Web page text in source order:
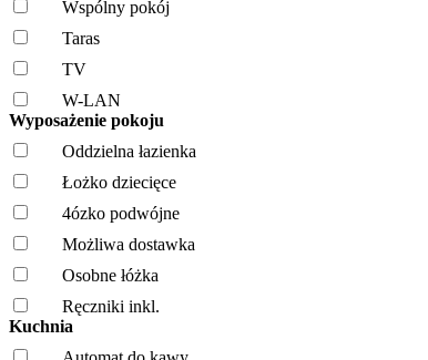
Wspólny pokój
Taras
TV
W-LAN
Wyposażenie pokoju
Oddzielna łazienka
Łożko dziecięce
4ózko podwójne
Możliwa dostawka
Osobne łóżka
Ręczniki inkl.
Kuchnia